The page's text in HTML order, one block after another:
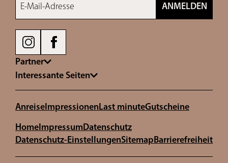
E-Mail-Adresse ANMELDEN
Partner
Interessante Seiten
AnreiseImpressionenLast minuteGutscheine
HomeImpressumDatenschutz
Datenschutz-EinstellungenSitemapBarrierefreiheit